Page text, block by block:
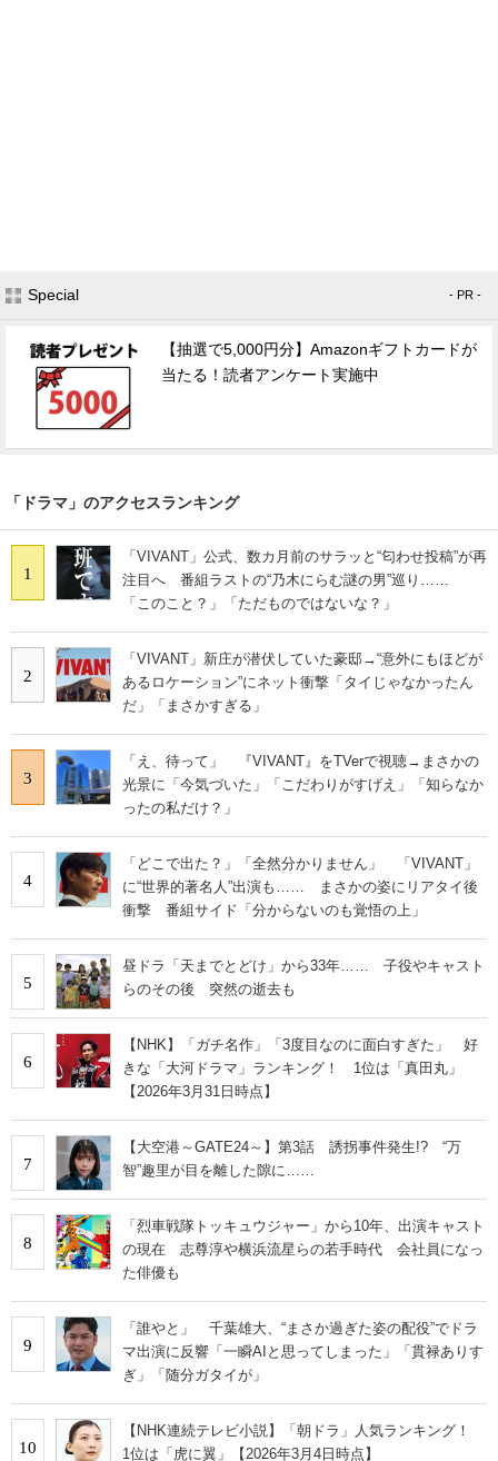
Special - PR -
【抽選で5,000円分】Amazonギフトカードが
当たる！読者アンケート実施中
「ドラマ」のアクセスランキング
1
「VIVANT」公式、数カ月前のサラッと“匂わせ投稿”が再
注目へ 番組ラストの“乃木にらむ謎の男”巡り……
「このこと？」「ただものではないな？」
2
「VIVANT」新庄が潜伏していた豪邸→“意外にもほどが
あるロケーション”にネット衝撃「タイじゃなかったん
だ」「まさかすぎる」
3
「え、待って」 『VIVANT』をTVerで視聴→まさかの
光景に「今気づいた」「こだわりがすげえ」「知らなか
ったの私だけ？」
4
「どこで出た？」「全然分かりません」 「VIVANT」
に“世界的著名人”出演も…… まさかの姿にリアタイ後
衝撃 番組サイド「分からないのも覚悟の上」
5
昼ドラ「天までとどけ」から33年…… 子役やキャスト
らのその後 突然の逝去も
6
【NHK】「ガチ名作」「3度目なのに面白すぎた」 好
きな「大河ドラマ」ランキング！ 1位は「真田丸」
【2026年3月31日時点】
7
【大空港～GATE24～】第3話 誘拐事件発生!? “万
智”趣里が目を離した隙に……
8
「烈車戦隊トッキュウジャー」から10年、出演キャスト
の現在 志尊淳や横浜流星らの若手時代 会社員になっ
た俳優も
9
「誰やと」 千葉雄大、“まさか過ぎた姿の配役”でドラ
マ出演に反響「一瞬AIと思ってしまった」「貫禄ありす
ぎ」「随分ガタイが」
10
【NHK連続テレビ小説】「朝ドラ」人気ランキング！
1位は「虎に翼」【2026年3月4日時点】